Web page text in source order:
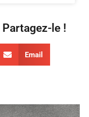
le !
Email